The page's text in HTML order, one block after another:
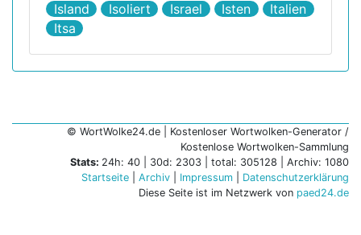
Island
Isoliert Israel Isten
Italien
Itsa
© WortWolke24.de | Kostenloser Wortwolken-Generator /
Kostenlose Wortwolken-Sammlung
Stats: 24h: 40 | 30d: 2303 | total: 305128 | Archiv: 1080
Startseite
Archiv Impressum
Datenschutzerklärung
Diese Seite ist im Netzwerk von paed24.de